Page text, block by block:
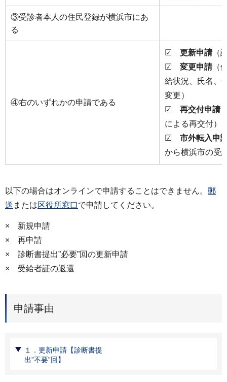
③受診者本人の住民登録が横浜市にあ
る
④右のいずれかの申請である
☑ 更新申請（
☑ 変更申請（
給状況、氏名、
変更）
☑ 再交付申請
による再交付）
☑ 市外転入申
から横浜市の受
以下の場合はオンラインで申請することはできません。 郵
送 または区役所窓口で申請してください。
× 新規申請
× 再申請
× 診断書提出”必要”回の更新申請
× 受給者証の返還
申請事由
１．更新申請【診断書提
出”不要”回】